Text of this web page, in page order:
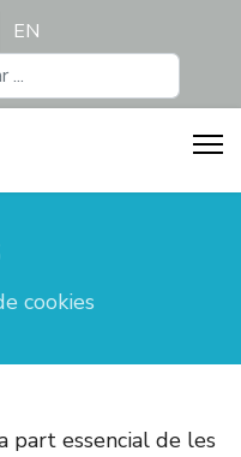
el seu idioma
EN
...
cookies
part essencial de les